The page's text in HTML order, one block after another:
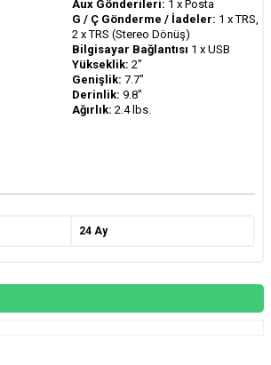
Aux Gönderileri: 1 x Posta
G / Ç Gönderme / İadeler: 1 x TRS,
2 x TRS (Stereo Dönüş)
Bilgisayar Bağlantısı 1 x USB
Yükseklik: 2"
Genişlik: 7.7"
Derinlik: 9.8"
Ağırlık: 2.4 lbs.
24 Ay